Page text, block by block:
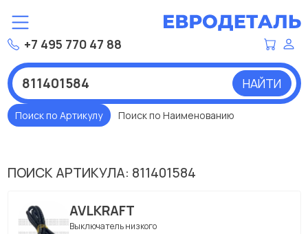
+7 495 770 47 88
НАЙТИ
Поиск по Артикулу Поиск по Наименованию
ПОИСК АРТИКУЛА: 811401584
AVLKRAFT
Выключатель низкого